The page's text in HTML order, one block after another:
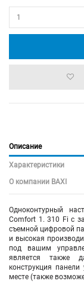
Описание
Характеристики
О компании BAXI
Одноконтурный
Comfort 1. 310 Fi с
съемной цифровой
и высокая
под вашим
является также
конструкция
месте (также